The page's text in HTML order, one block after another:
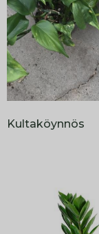
Kultaköynnös